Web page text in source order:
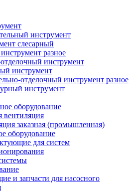
инструмент
слесарный
разное
инструмент
инструмент
отделочный инструмент разное
инструмент
оборудование
вентиляция
заказная (промышленная)
оборудование
для систем
и запчасти для насосного